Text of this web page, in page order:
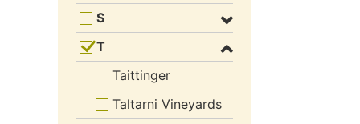
S
T
Taittinger
Taltarni Vineyards